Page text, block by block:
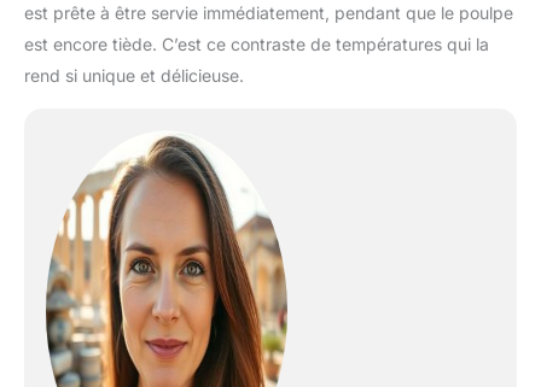
est prête à être servie immédiatement, pendant que le poulpe
est encore tiède. C’est ce contraste de températures qui la
rend si unique et délicieuse.